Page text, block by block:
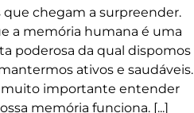
chegam a surpreender.
a memória humana é uma
poderosa da qual dispomos
ativos e saudáveis.
muito importante entender
memória funciona. [...]